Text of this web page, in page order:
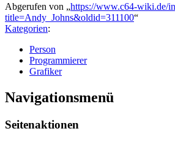
Abgerufen von „https://www.c64-wiki.de/
title=Andy_Johns&oldid=311100“
Kategorien:
Person
Programmierer
Grafiker
Navigationsmenü
Seitenaktionen